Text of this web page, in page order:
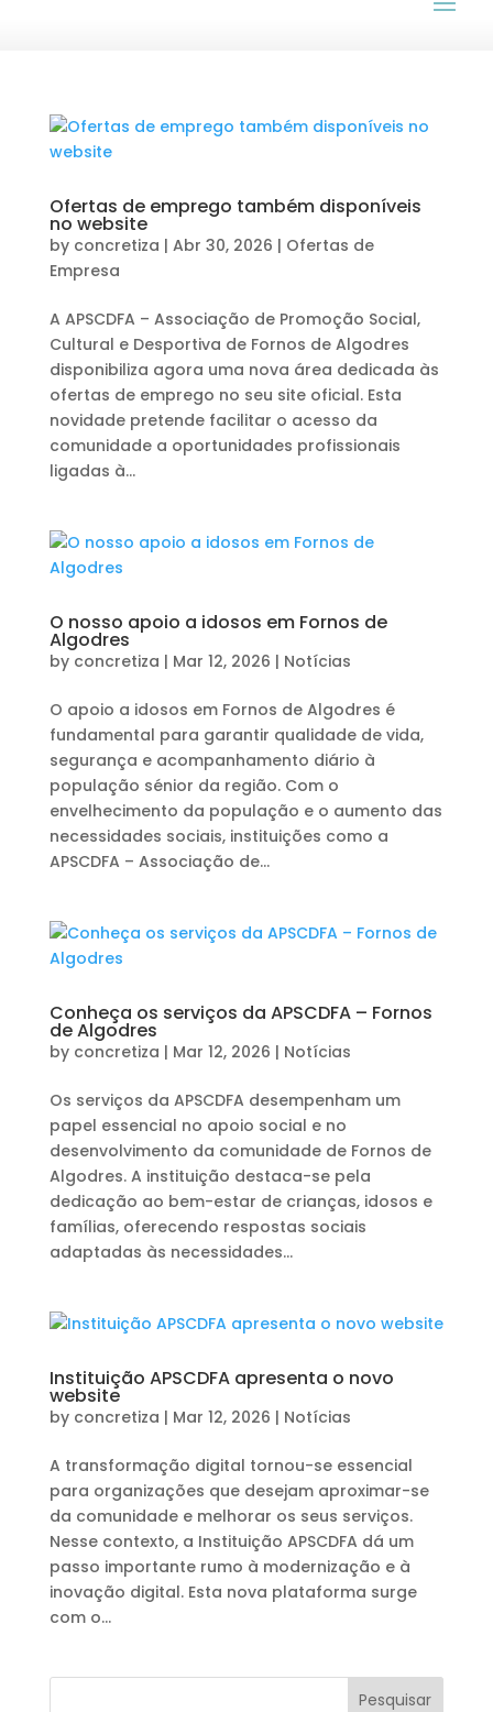
Ofertas de emprego também disponíveis
no website
by concretiza | Abr 30, 2026 | Ofertas de
Empresa
A APSCDFA – Associação de Promoção Social,
Cultural e Desportiva de Fornos de Algodres
disponibiliza agora uma nova área dedicada às
ofertas de emprego no seu site oficial. Esta
novidade pretende facilitar o acesso da
comunidade a oportunidades profissionais
ligadas à...
O nosso apoio a idosos em Fornos de
Algodres
by concretiza | Mar 12, 2026 | Notícias
O apoio a idosos em Fornos de Algodres é
fundamental para garantir qualidade de vida,
segurança e acompanhamento diário à
população sénior da região. Com o
envelhecimento da população e o aumento das
necessidades sociais, instituições como a
APSCDFA – Associação de...
Conheça os serviços da APSCDFA – Fornos
de Algodres
by concretiza | Mar 12, 2026 | Notícias
Os serviços da APSCDFA desempenham um
papel essencial no apoio social e no
desenvolvimento da comunidade de Fornos de
Algodres. A instituição destaca-se pela
dedicação ao bem-estar de crianças, idosos e
famílias, oferecendo respostas sociais
adaptadas às necessidades...
Instituição APSCDFA apresenta o novo
website
by concretiza | Mar 12, 2026 | Notícias
A transformação digital tornou-se essencial
para organizações que desejam aproximar-se
da comunidade e melhorar os seus serviços.
Nesse contexto, a Instituição APSCDFA dá um
passo importante rumo à modernização e à
inovação digital. Esta nova plataforma surge
com o...
Pesquisar